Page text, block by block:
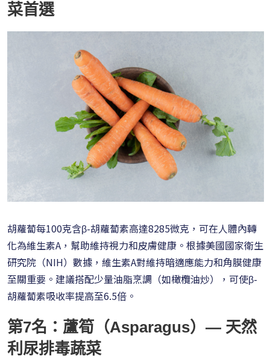
菜首選
胡蘿蔔每100克含β-胡蘿蔔素高達8285微克，可在人體內轉
化為維生素A，幫助維持視力和皮膚健康。根據美國國家衛生
研究院（NIH）數據，維生素A對維持暗適應能力和角膜健康
至關重要。建議搭配少量油脂烹調（如橄欖油炒），可使β-
胡蘿蔔素吸收率提高至6.5倍。
第7名：蘆筍（Asparagus）— 天然
利尿排毒蔬菜